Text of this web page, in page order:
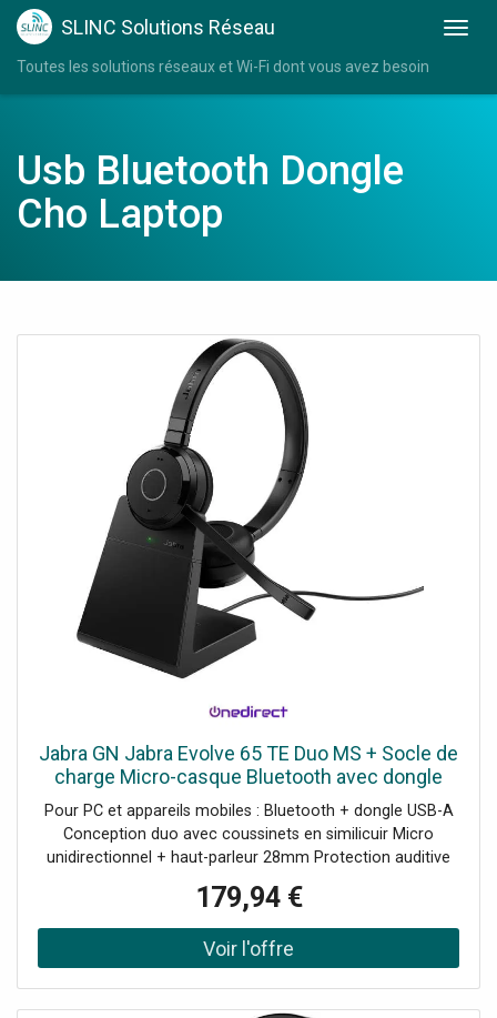
SLINC Solutions Réseau
Toutes les solutions réseaux et Wi-Fi dont vous avez besoin
Usb Bluetooth Dongle
Cho Laptop
Jabra GN Jabra Evolve 65 TE Duo MS + Socle de
charge Micro-casque Bluetooth avec dongle
USB-A et socle de charge, parfait pour les
appels quotidiens et
Pour PC et appareils mobiles : Bluetooth + dongle USB-A
Conception duo avec coussinets en similicuir Micro
unidirectionnel + haut-parleur 28mm Protection auditive
intégrée Autonomie en appel : jusqu'à 16h Recharge via le
socle fourni Certifié Microsoft Teams
179,94 €